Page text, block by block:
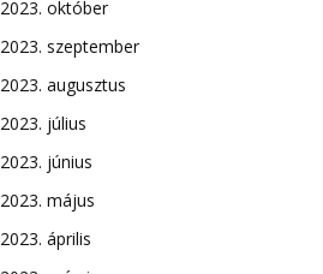
2023. október
2023. szeptember
2023. augusztus
2023. július
2023. június
2023. május
2023. április